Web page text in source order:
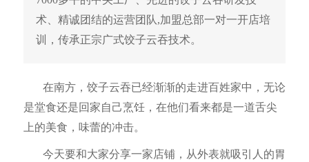
术、精诚团结的运营团队,加盟总部一对一开店培
训，传承正宗广式饺子云吞技术。
在南方，饺子云吞已经渐渐的走进百姓家中，无论
是堂食还是回家自己烹饪，在他们看来都是一道舌尖
上的美食，味蕾的冲击。
今天要和大家分享一家店铺，从外表就吸引人的胃